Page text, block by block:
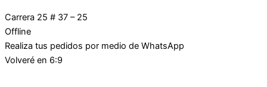
Carrera 25 # 37 – 25
Offline
Realiza tus pedidos por medio de WhatsApp
Volveré en 6:9